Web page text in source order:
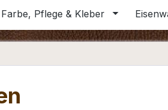
Farbe, Pflege & Kleber